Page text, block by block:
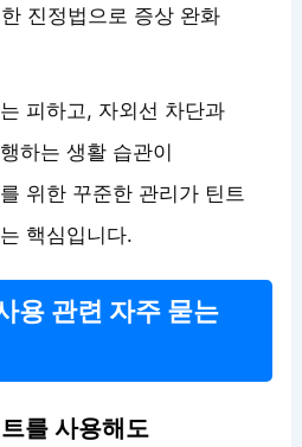
진정법으로 증상 완화
피하고, 자외선 차단과
하는 생활 습관이
위한 꾸준한 관리가 틴트
핵심입니다.
용 관련 자주 묻는
를 사용해도